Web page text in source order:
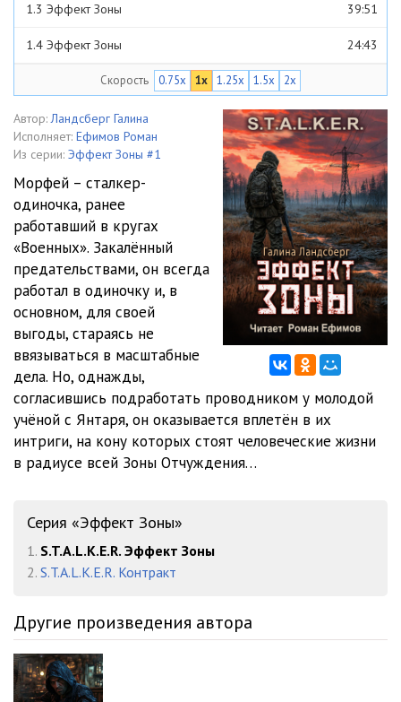
1.3 Эффект Зоны 39:51
1.4 Эффект Зоны 24:43
1.5 Эффект Зоны
1.6 Эффект Зоны 22:09
1.7 Эффект Зоны 21:30
1.8 Эффект Зоны 26:02
1.9 Эффект Зоны 22:45
36:54
2.1 Эффект Зоны 22:36
2.2 Эффект Зоны 24:21
2.3 Эффект Зоны
2.4 Эффект Зоны 25:44
2.5 Эффект Зоны 22:49
2.6 Эффект Зоны
2.8 Эффект Зоны
2.9 Эффект Зоны
2.10 Эффект Зоны
3.1 Эффект Зоны
3.2 Эффект Зоны
Скорость 0.75x 1x 1.25x 1.5x 2x
Автор: Ландсберг Галина
Исполняет: Ефимов Роман
Из серии: Эффект Зоны #1
Морфей – сталкер-
одиночка, ранее
работавший в кругах
«Военных». Закалённый
предательствами, он всегда
работал в одиночку и, в
основном, для своей
выгоды, стараясь не
ввязываться в масштабные
дела. Но, однажды,
согласившись подработать проводником у молодой
учёной с Янтаря, он оказывается вплетён в их
интриги, на кону которых стоят человеческие жизни
в радиусе всей Зоны Отчуждения…
Серия «Эффект Зоны»
1. S.T.A.L.K.E.R. Эффект Зоны
2. S.T.A.L.K.E.R. Контракт
Другие произведения автора